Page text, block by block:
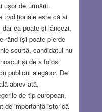
uşor de urmărit.
tradiţionale este că ai
ea poate şi lâncezi,
rând îşi poate pierde
scurtă, candidatul nu
și de a folosi
publicul alegător. De
abreviată,
de tip european,
de importanţă istorică